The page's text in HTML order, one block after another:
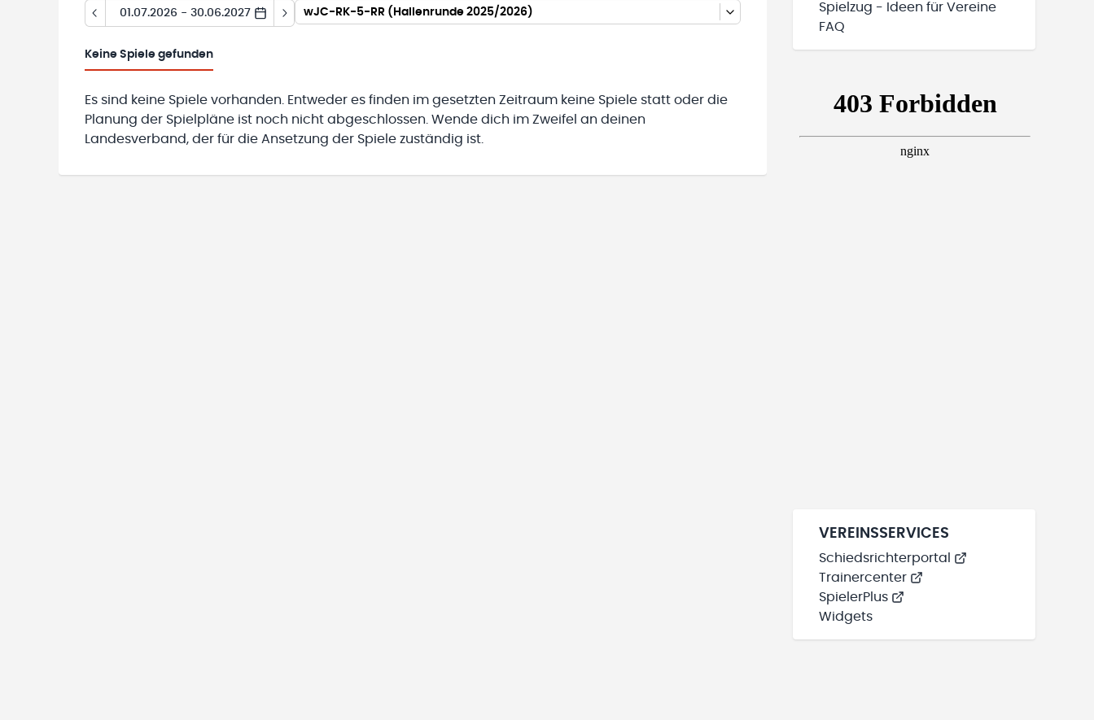
01.07.2026 - 30.06.2027 wJC-RK-5-RR (Hallenrunde 2025/2026)
Keine Spiele gefunden
Es sind keine Spiele vorhanden. Entweder es finden im gesetzten Zeitraum keine Spiele statt oder die
Planung der Spielpläne ist noch nicht abgeschlossen. Wende dich im Zweifel an deinen
Landesverband, der für die Ansetzung der Spiele zuständig ist.
Spielzug - Ideen für Vereine
FAQ
VEREINSSERVICES
Schiedsrichterportal
Trainercenter
SpielerPlus
Widgets